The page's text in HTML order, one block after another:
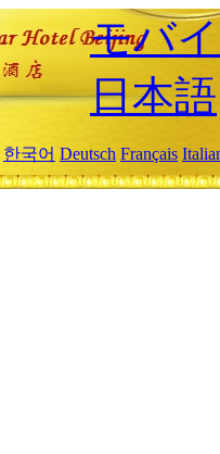
モバ
日本語
한국어 Deutsch Français